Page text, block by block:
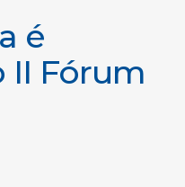
é
II Fórum